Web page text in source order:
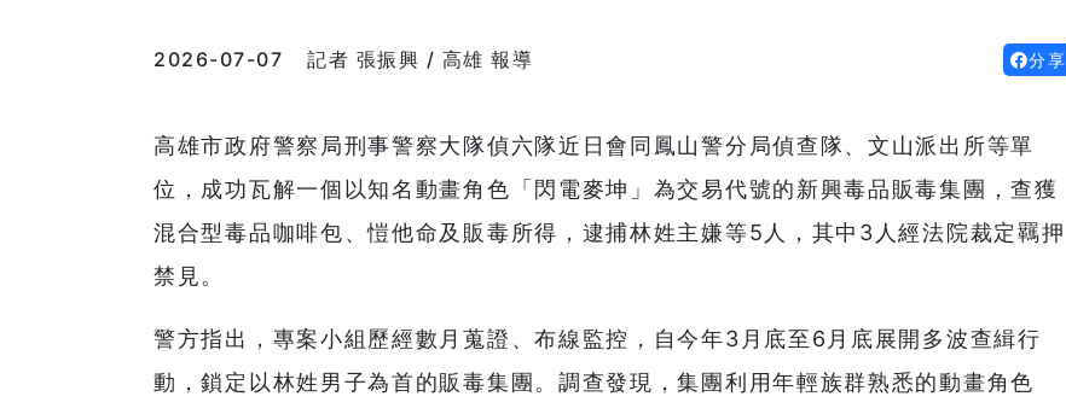
2026-07-07 記者 張振興 / 高雄 報導 分享
高雄市政府警察局刑事警察大隊偵六隊近日會同鳳山警分局偵查隊、文山派出所等單
位，成功瓦解一個以知名動畫角色「閃電麥坤」為交易代號的新興毒品販毒集團，查獲
混合型毒品咖啡包、愷他命及販毒所得，逮捕林姓主嫌等5人，其中3人經法院裁定羈押
禁見。
警方指出，專案小組歷經數月蒐證、布線監控，自今年3月底至6月底展開多波查緝行
動，鎖定以林姓男子為首的販毒集團。調查發現，集團利用年輕族群熟悉的動畫角色